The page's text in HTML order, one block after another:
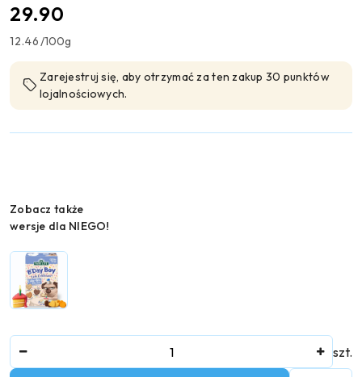
cena:
29.90
12.46/100g
Zarejestruj się, aby otrzymać za ten zakup 30 punktów
lojalnościowych.
Wariant
Zobacz także
wersje dla NIEGO!
szt.